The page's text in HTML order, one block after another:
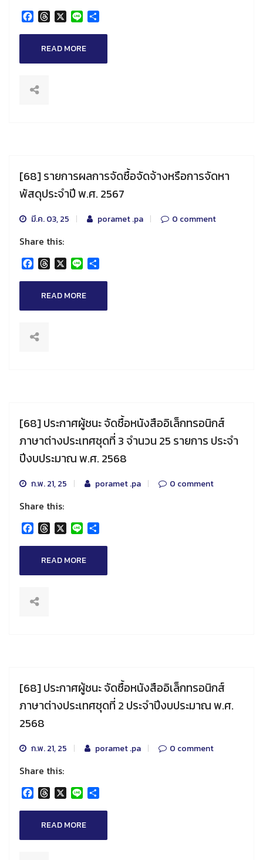
Facebook
Threads
X Line
READ MORE
[68] รายการผลการจัดซื้อจัดจ้างหรือการจัดหา
พัสดุประจำปี พ.ศ. 2567
มี.ค. 03, 25 poramet .pa 0 comment
Share this:
Facebook
Threads
X Line
READ MORE
[68] ประกาศผู้ชนะ จัดซื้อหนังสืออิเล็กทรอนิกส์
ภาษาต่างประเทศชุดที่ 3 จำนวน 25 รายการ ประจำ
ปีงบประมาณ พ.ศ. 2568
ก.พ. 21, 25 poramet .pa 0 comment
Share this:
Facebook
Threads
X Line
READ MORE
[68] ประกาศผู้ชนะ จัดซื้อหนังสืออิเล็กทรอนิกส์
ภาษาต่างประเทศชุดที่ 2 ประจำปีงบประมาณ พ.ศ.
2568
ก.พ. 21, 25 poramet .pa 0 comment
Share this:
Facebook
Threads
X Line
READ MORE